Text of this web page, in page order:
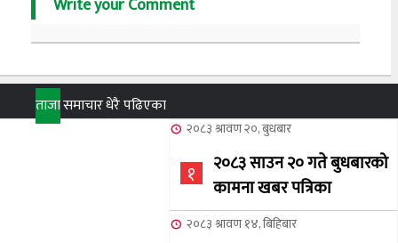
ताजासमाचारधेरै पढिएका
२०८३ श्रावण २०, बुधबार
१
२०८३ साउन २० गते बुधबारको
कामना खबर पत्रिका
२०८३ श्रावण १४, बिहिबार